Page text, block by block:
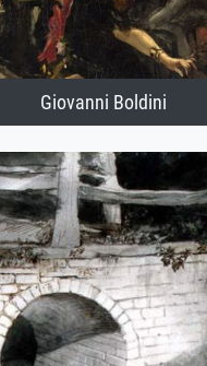
Giovanni Boldini